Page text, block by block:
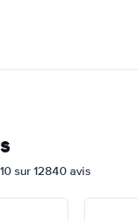
sur 12840 avis